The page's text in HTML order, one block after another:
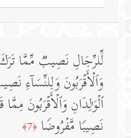
لِّلرِّجَالِ نَصِیبࣱ مِّمَّا تَرَكَ
وَٱلۡأَقۡرَبُونَ وَلِلنِّسَاۤءِ
ٱلۡوَ ٰ⁠لِدَانِ وَٱلۡأَقۡرَبُونَ
نَصِیبࣰا مَّفۡرُوضࣰا ﴿7﴾